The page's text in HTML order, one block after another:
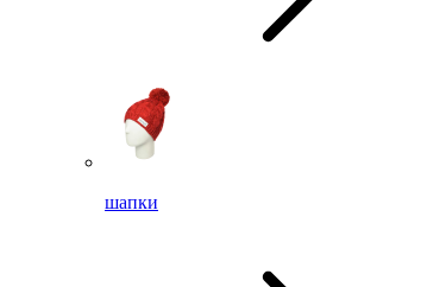
шапки